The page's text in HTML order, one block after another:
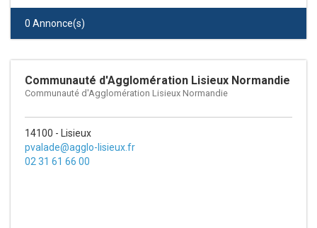
0 Annonce(s)
Communauté d'Agglomération Lisieux Normandie
Communauté d'Agglomération Lisieux Normandie
14100 - Lisieux
pvalade@agglo-lisieux.fr
02 31 61 66 00